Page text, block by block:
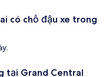
có chỗ đậu xe trong
tại Grand Central